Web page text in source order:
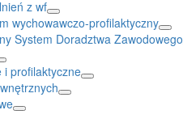
z wf
wychowawczo-profilaktyczny
System Doradztwa Zawodowego
i profilaktyczne